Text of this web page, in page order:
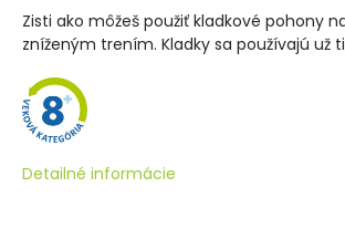
Zisti ako môžeš použiť kladkové pohony
zníženým trením. Kladky sa používajú už
Detailné informácie